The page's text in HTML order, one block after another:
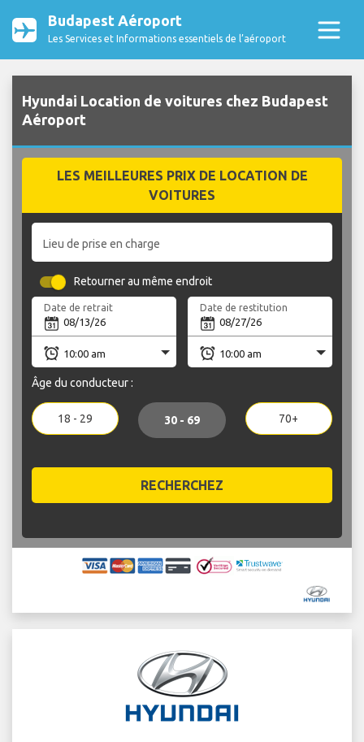
Budapest Aéroport
Les Services et Informations essentiels de l’aéroport
Hyundai Location de voitures chez Budapest
Aéroport
LES MEILLEURES PRIX DE LOCATION DE
VOITURES
Lieu de prise en charge
Retourner au même endroit
Date de retrait Date de restitution
Âge du conducteur :
18 - 29 30 - 69 70+
RECHERCHEZ